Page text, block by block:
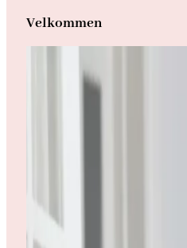
Velkommen